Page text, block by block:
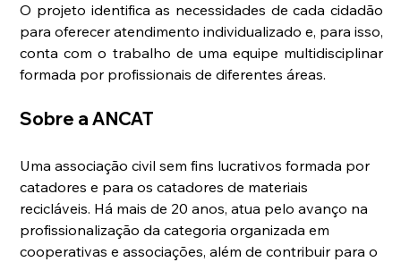
O projeto identifica as necessidades de cada cidadão
para oferecer atendimento individualizado e, para isso,
conta com o trabalho de uma equipe multidisciplinar
formada por profissionais de diferentes áreas.
Sobre a ANCAT
Uma associação civil sem fins lucrativos formada por
catadores e para os catadores de materiais
recicláveis. Há mais de 20 anos, atua pelo avanço na
profissionalização da categoria organizada em
cooperativas e associações, além de contribuir para o